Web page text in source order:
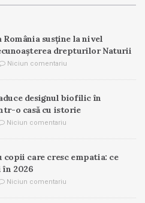
România susține la nivel
drepturilor Naturii
Niciun comentariu
designul biofilic în
o casă cu istorie
Niciun comentariu
copii care cresc empatia: ce
în 2026
Niciun comentariu